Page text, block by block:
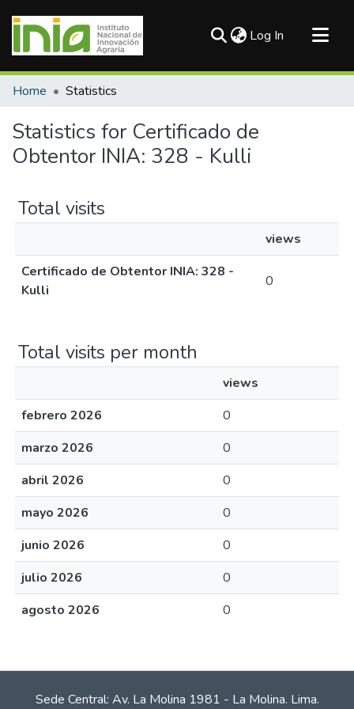
Log In (current)
Communities & Collections
Home Statistics
Statistics for Certificado de
Obtentor INIA: 328 - Kulli
Total visits
views
Certificado de Obtentor INIA: 328 -
Kulli
0
Total visits per month
views
febrero 2026
0
marzo 2026
0
abril 2026
0
mayo 2026
0
junio 2026
0
julio 2026
0
agosto 2026
0
Sede Central: Av. La Molina 1981 - La Molina. Lima.